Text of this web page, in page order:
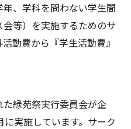
、学科を問わない学生間
等）を実施するためのサ
動費から『学生活動費』
緑苑祭実行委員会が企
実施しています。サーク